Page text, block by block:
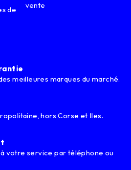
de vente
meilleures marques du marché.
hors Corse et Iles.
votre service par téléphone ou